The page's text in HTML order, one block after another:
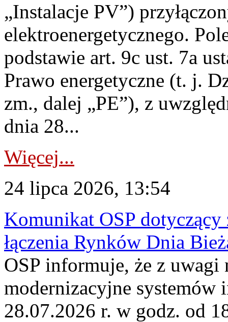
„Instalacje PV”)
elektroenergetycznego.
podstawie art. 9c ust. 7a
Prawo energetyczne (t. j.
zm., dalej „PE”), z
dnia 28...
Więcej...
24 lipca 2026, 13:54
Komunikat OSP dotyczący
łączenia Rynków Dnia
OSP informuje, że z uwagi
modernizacyjne
28.07.2026 r. w godz. od